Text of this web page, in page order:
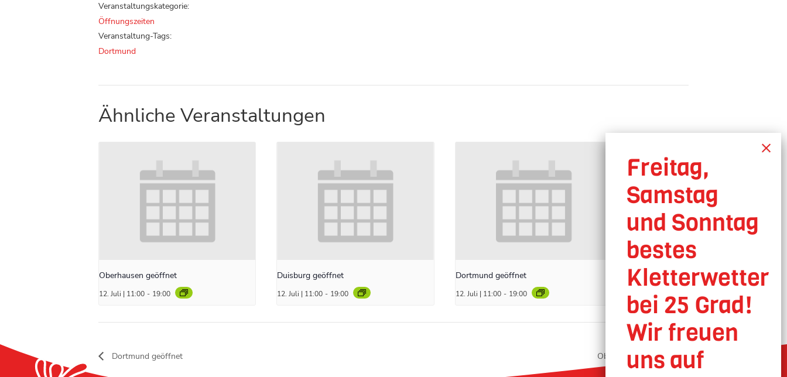
Veranstaltungskategorie:
Öffnungszeiten
Veranstaltung-Tags:
Dortmund
Ähnliche Veranstaltungen
Oberhausen geöffnet
12. Juli | 11:00 - 19:00
Duisburg geöffnet
12. Juli | 11:00 - 19:00
Dortmund geöffnet
12. Juli | 11:00 - 19:00
Dortmund geöffnet Oberhausen geöffnet